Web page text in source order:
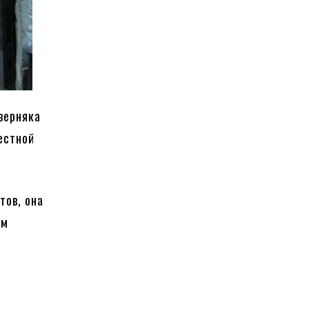
она